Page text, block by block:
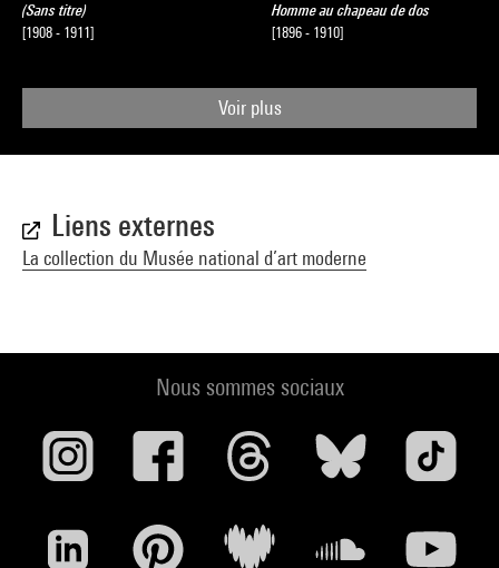
(Sans titre)
[1908 - 1911]
Homme au chapeau de dos
[1896 - 1910]
Voir plus
Liens externes
La collection du Musée national d’art moderne
Nous sommes sociaux